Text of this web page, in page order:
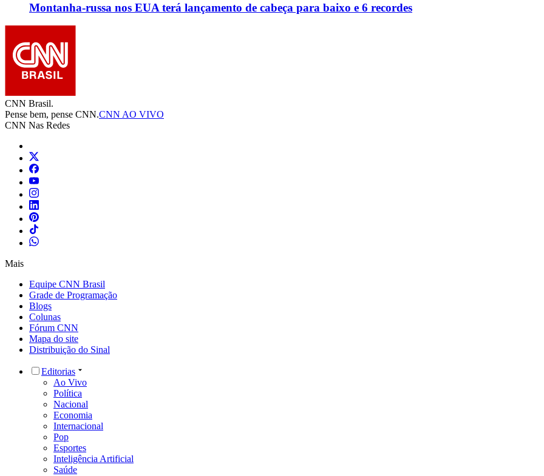
Montanha-russa nos EUA terá lançamento de cabeça para baixo e 6 recordes
CNN Brasil.
Pense bem, pense CNN.CNN AO VIVO
CNN Nas Redes
Mais
Equipe CNN Brasil
Grade de Programação
Blogs
Colunas
Fórum CNN
Mapa do site
Distribuição do Sinal
Editorias
Ao Vivo
Política
Nacional
Economia
Internacional
Pop
Esportes
Inteligência Artificial
Saúde